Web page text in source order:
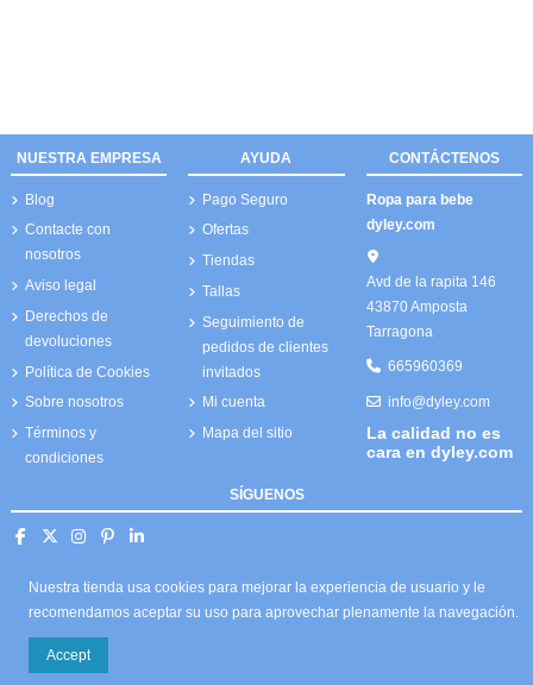
NUESTRA EMPRESA
Blog
Contacte con
nosotros
Aviso legal
Derechos de
devoluciones
Política de Cookies
Sobre nosotros
Términos y
condiciones
AYUDA
Pago Seguro
Ofertas
Tiendas
Tallas
Seguimiento de
pedidos de clientes
invitados
Mi cuenta
Mapa del sitio
CONTÁCTENOS
Ropa para bebe
dyley.com
Avd de la rapita 146
43870 Amposta
Tarragona
665960369
info@dyley.com
La calidad no es
cara en dyley.com
SÍGUENOS
Nuestra tienda usa cookies para mejorar la experiencia de usuario y le
recomendamos aceptar su uso para aprovechar plenamente la navegación.
Accept